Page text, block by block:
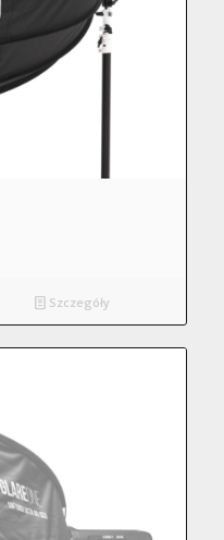
Szczegóły